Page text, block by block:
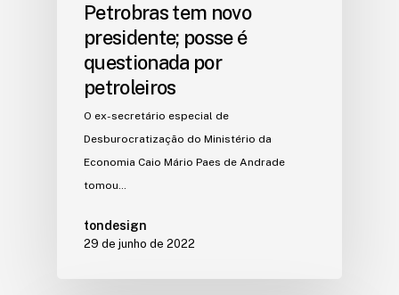
Petrobras tem novo
presidente; posse é
questionada por
petroleiros
O ex-secretário especial de
Desburocratização do Ministério da
Economia Caio Mário Paes de Andrade
tomou…
tondesign
29 de junho de 2022